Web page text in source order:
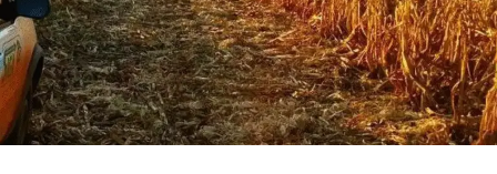
dezembro fecharam a 67,88 centavos de dólar, com
ganho de 0,51 centavo ou 0,75%.
O postSoja: veja como ficaram as cotações no
fechamento de hojeapareceu primeiro emCanal Rural.
desenvolvimento das lavouras de trigo com limitações
operacionais provocadas pelas chuvas, enquanto parte
das áreas mais avançadas já inicia fases reprodutivas e de
floração.
Fonte:Estadão Conteúdo